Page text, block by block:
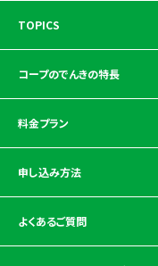
TOPICS
コープのでんきの特長
料金プラン
申し込み方法
よくあるご質問